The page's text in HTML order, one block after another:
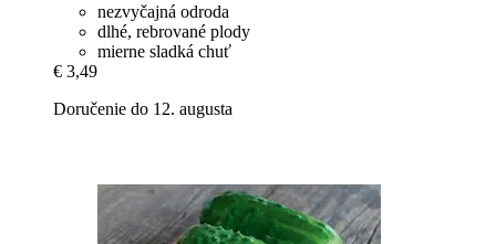
nezvyčajná odroda
dlhé, rebrované plody
mierne sladká chuť
€ 3,49
Doručenie do 12. augusta